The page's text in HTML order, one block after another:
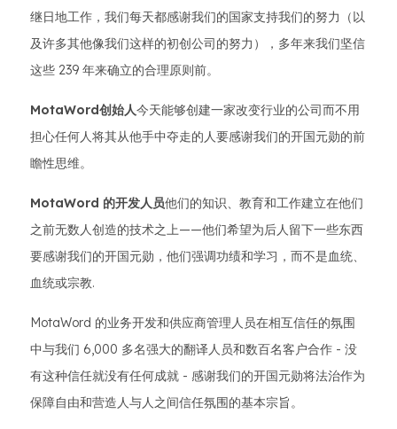
继日地工作，我们每天都感谢我们的国家支持我们的努力（以
及许多其他像我们这样的初创公司的努力），多年来我们坚信
这些 239 年来确立的合理原则前。
MotaWord创始人今天能够创建一家改变行业的公司而不用
担心任何人将其从他手中夺走的人要感谢我们的开国元勋的前
瞻性思维。
MotaWord 的开发人员他们的知识、教育和工作建立在他们
之前无数人创造的技术之上——他们希望为后人留下一些东西
要感谢我们的开国元勋，他们强调功绩和学习，而不是血统、
血统或宗教.
MotaWord 的业务开发和供应商管理人员在相互信任的氛围
中与我们 6,000 多名强大的翻译人员和数百名客户合作 - 没
有这种信任就没有任何成就 - 感谢我们的开国元勋将法治作为
保障自由和营造人与人之间信任氛围的基本宗旨。